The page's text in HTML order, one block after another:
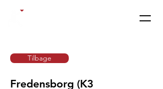
Tilbage
Fredensborg (K3